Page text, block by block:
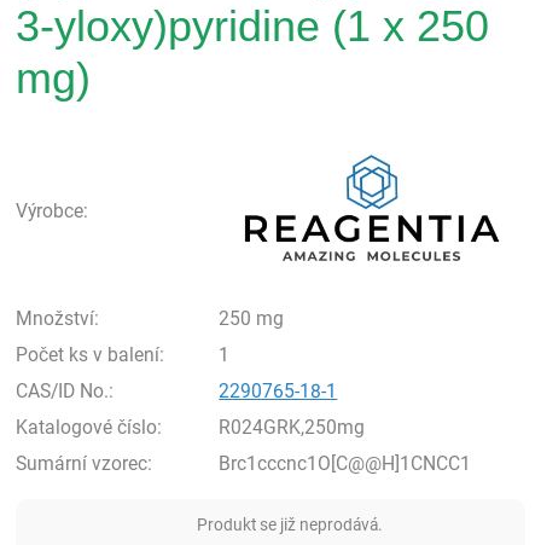
3-yloxy)pyridine (1 x 250
mg)
Výrobce:
Množství:
250 mg
Počet ks v balení:
1
CAS/ID No.:
2290765-18-1
Katalogové číslo:
R024GRK,250mg
Sumární vzorec:
Brc1cccnc1O[C@@H]1CNCC1
Produkt se již neprodává.